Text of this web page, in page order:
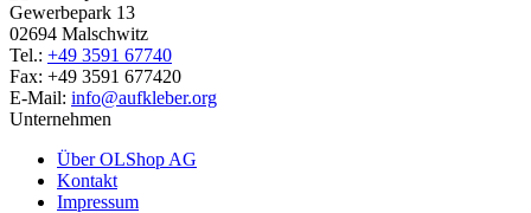
Gewerbepark 13
02694 Malschwitz
Tel.: +49 3591 67740
Fax: +49 3591 677420
E-Mail: info@aufkleber.org
Unternehmen
Über OLShop AG
Kontakt
Impressum